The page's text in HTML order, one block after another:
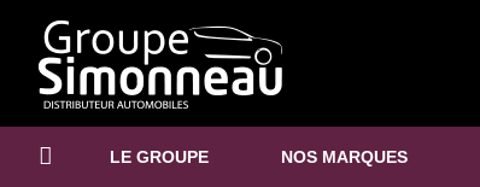
LE GROUPE NOS MARQUES